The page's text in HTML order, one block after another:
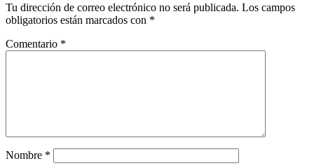
Tu dirección de correo electrónico no será publicada. Los campos
obligatorios están marcados con *
Comentario *
Nombre *